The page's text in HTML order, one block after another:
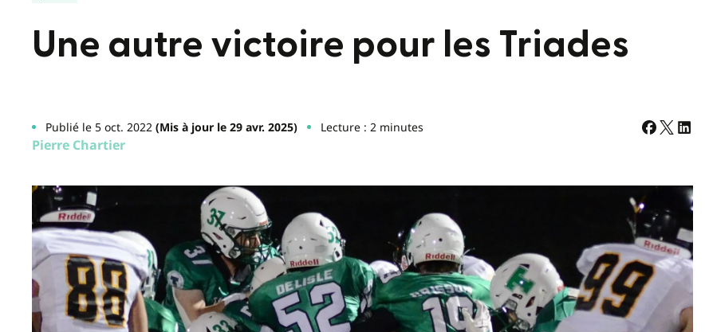
Une autre victoire pour les Triades
Publié le 5 oct. 2022 (Mis à jour le 29 avr. 2025) Lecture : 2 minutes
Pierre Chartier